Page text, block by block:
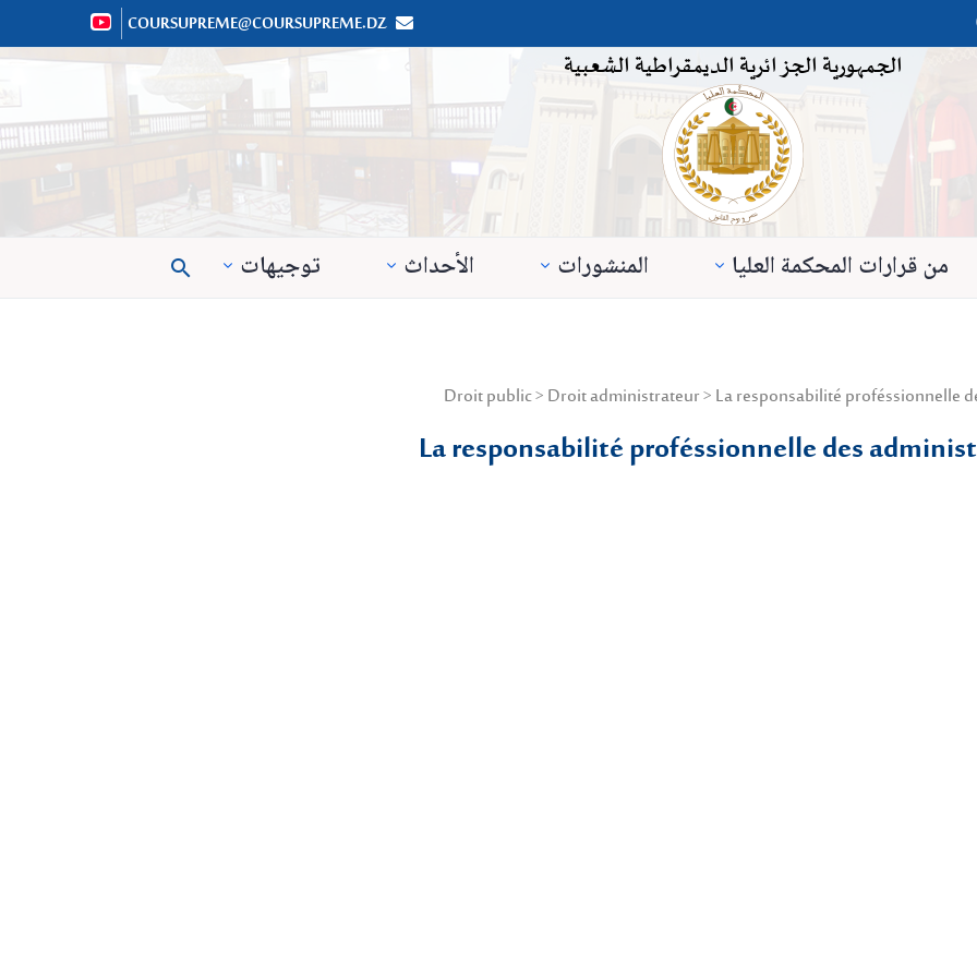


COURSUPREME@COURSUPREME.DZ
الجمهورية الجزائرية الديمقراطية الشعبية
من قرارات المحكمة العليا المنشورات الأحداث توجيهات 
La responsabilité proféssionnelle des